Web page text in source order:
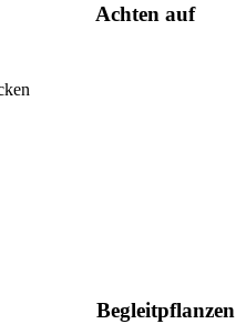
Achten auf
Begleitpflanzen